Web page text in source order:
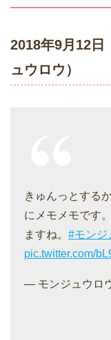
2018年9月12日
ュウロウ）
きゅんっとする
にメモメモです
ますね。 #モンジ
pic.twitter.com/
— モンジュウロ